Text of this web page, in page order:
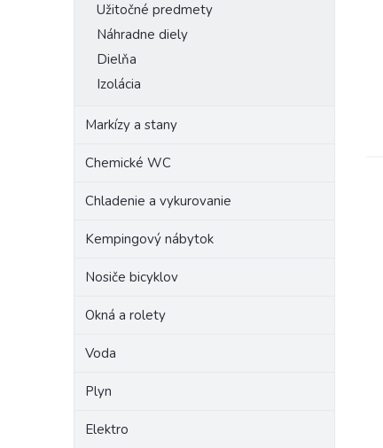
Užitočné predmety
Náhradne diely
Dielňa
Izolácia
Markízy a stany
Chemické WC
Chladenie a vykurovanie
Kempingový nábytok
Nosiče bicyklov
Okná a rolety
Voda
Plyn
Elektro